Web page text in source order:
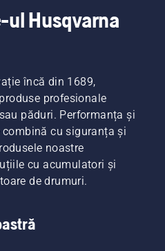
ul Husqvarna
încă din 1689,
profesionale
păduri. Performanța și
cu siguranța și
noastre
cu acumulatori și
de drumuri.